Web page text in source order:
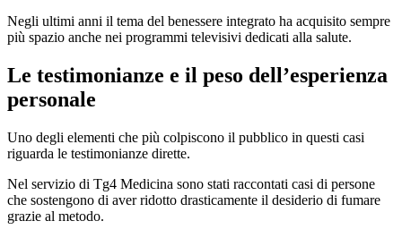
Negli ultimi anni il tema del benessere integrato ha acquisito sempre
più spazio anche nei programmi televisivi dedicati alla salute.
Le testimonianze e il peso dell’esperienza
personale
Uno degli elementi che più colpiscono il pubblico in questi casi
riguarda le testimonianze dirette.
Nel servizio di Tg4 Medicina sono stati raccontati casi di persone
che sostengono di aver ridotto drasticamente il desiderio di fumare
grazie al metodo.